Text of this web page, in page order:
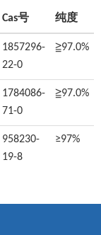
Cas号 纯度
1857296-
22-0
≧97.0%
1784086-
71-0
≧97.0%
958230-
19-8
≥97%